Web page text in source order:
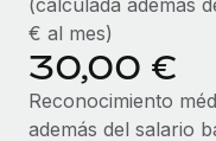
Cumplimiento
Adelántate a los
normativo.
Gestión de
Contractor
Impuestos
€ al mes)
30,00 €
Reconocimiento
además del salario